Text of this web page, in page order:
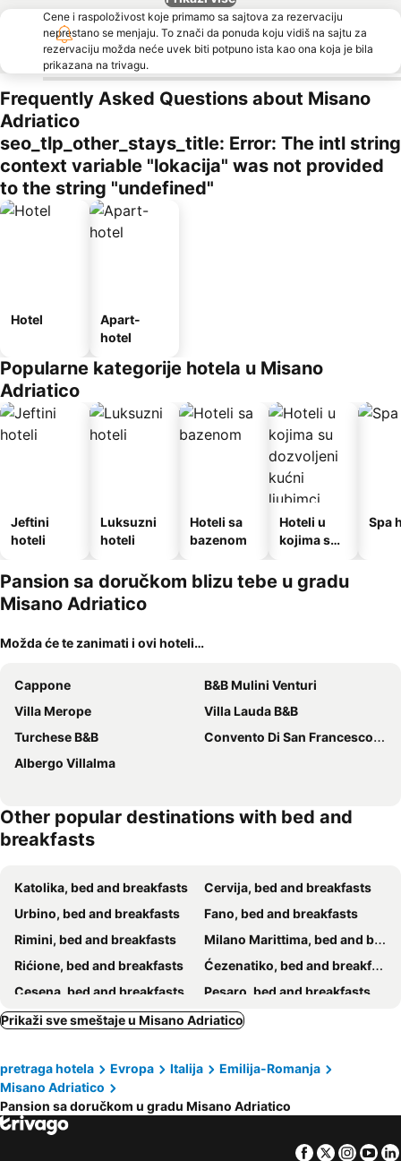
Cene i raspoloživost koje primamo sa sajtova za rezervaciju
neprestano se menjaju. To znači da ponuda koju vidiš na sajtu za
rezervaciju možda neće uvek biti potpuno ista kao ona koja je bila
prikazana na trivagu.
Frequently Asked Questions about Misano
Adriatico
seo_tlp_other_stays_title: Error: The intl string
context variable "lokacija" was not provided
to the string "undefined"
Hotel
Apart-
hotel
Popularne kategorije hotela u Misano
Adriatico
Jeftini
hoteli
Luksuzni
hoteli
Hoteli sa
bazenom
Hoteli u
kojima su
kućni
ljubimci
Spa
Pansion sa doručkom blizu tebe u gradu
Misano Adriatico
Možda će te zanimati i ovi hoteli…
Cappone
B&B Mulini Venturi
Villa Merope
Villa Lauda B&B
Turchese B&B
Convento Di San Francesco Mondaino
Albergo Villalma
Other popular destinations with bed and
breakfasts
Katolika, bed and breakfasts
Cervija, bed and breakfasts
Urbino, bed and breakfasts
Fano, bed and breakfasts
Rimini, bed and breakfasts
Milano Marittima, bed and breakfasts
Rićione, bed and breakfasts
Ćezenatiko, bed and breakfasts
Cesena, bed and breakfasts
Pesaro, bed and breakfasts
Gabiće Mare, bed and breakfasts
Gradara, bed and breakfasts
Lido di Classe, bed and breakfasts
San Marino, bed and breakfasts
Longiano, bed and breakfasts
Roncofreddo, bed and breakfasts
Cartoceto, bed and breakfasts
Prikaži sve smeštaje u Misano Adriatico
pretraga hotela Evropa Italija
Emilija-Romanja
Misano Adriatico
Pansion sa doručkom u gradu Misano Adriatico
Facebook
Twitter